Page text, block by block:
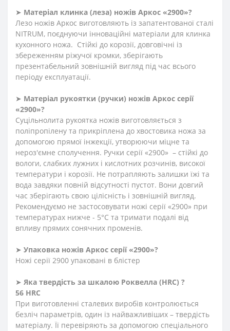
➤ Матеріал клинка (леза) ножів Аркос «2900»?
Лезо ножів Аркос виготовляють із запатентованої сталі
NITRUM, поєднуючи інноваційні матеріали для клинка
кухонного ножа. Стійкі до корозії, довговічні із
збереженням ріжучої кромки, зберігають
презентабельний зовнішній вигляд під час всього
періоду експлуатації.
➤ Матеріал рукоятки (ручки) ножів Аркос серії
«2900»?
Суцільнолита рукоятка ножів виготовляється з
поліпропілену та прикріплена до хвостовика ножа за
допомогою прямої інжекції, утворюючи міцне та
нероз'ємне сполучення. Ручки серії «2900» – стійкі до
вологи, слабких лужних і кислотних розчинів, високої
температури і корозії. Не потрапляють залишки їжі та
вода завдяки повній відсутності пустот. Вони довгий
час зберігають свою цілісність і зовнішній вигляд.
Рекомендуємо не застосовувати ножі серії «2900» при
температурах нижче - 5°С та тримати подалі від
впливу прямих сонячних променів.
➤ Упаковка ножів Аркос серії «2900»?
Ножі серії 2900 упаковані в блістер
➤ Яка твердість за шкалою Роквелла (HRC) ?
56 HRC
При виготовленні сталевих виробів контролюється
безліч параметрів, один із найважливіших – твердість
матеріалу. Її перевіряють за допомогою спеціального